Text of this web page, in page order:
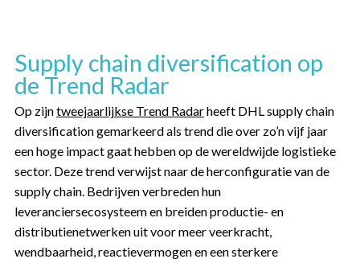
Supply chain diversification op
de Trend Radar
Op zijntweejaarlijkse Trend Radarheeft DHL supply chain
diversification gemarkeerd als trend die over zo’n vijf jaar
een hoge impact gaat hebben op de wereldwijde logistieke
sector. Deze trend verwijst naar de herconfiguratie van de
supply chain. Bedrijven verbreden hun
leveranciersecosysteem en breiden productie- en
distributienetwerken uit voor meer veerkracht,
wendbaarheid, reactievermogen en een sterkere